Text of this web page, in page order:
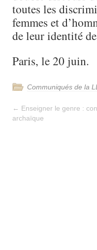
toutes les
femmes et
de leur identité
Paris, le 20 juin.
Communiqués de la
← Enseigner le genre :
archaïque